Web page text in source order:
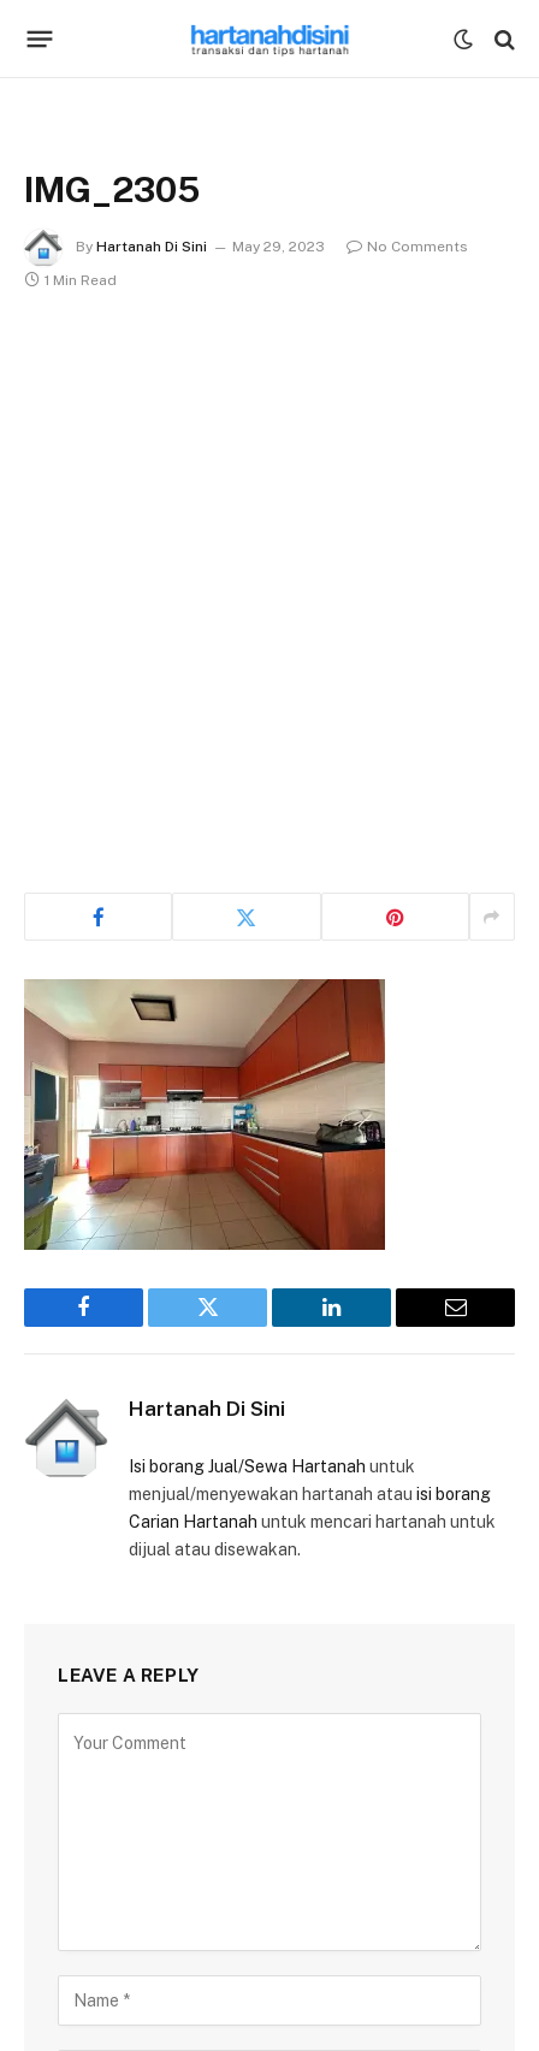
IMG_2305
By Hartanah Di Sini May 29, 2023
No Comments
1 Min Read
Facebook Twitter LinkedIn Email
Hartanah Di Sini
Isi borang Jual/Sewa Hartanah untuk
menjual/menyewakan hartanah atau isi borang
Carian Hartanah untuk mencari hartanah untuk
dijual atau disewakan.
LEAVE A REPLY